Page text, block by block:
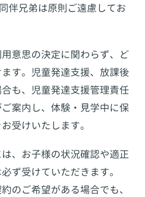
伴兄弟は原則ご遠慮してお
意思の決定に関わらず、ど
す。児童発達支援、放課後
も、児童発達支援管理責任
案内し、体験・見学中に保
受けいたします。
、お子様の状況確認や適正
ず受けていただきます。
のご希望がある場合でも、